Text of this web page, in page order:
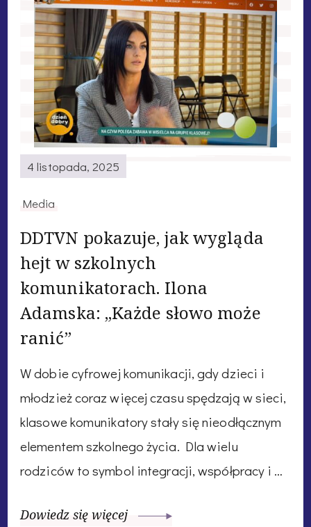
4 listopada, 2025
Media
DDTVN pokazuje, jak wygląda
hejt w szkolnych
komunikatorach. Ilona
Adamska: „Każde słowo może
ranić”
W dobie cyfrowej komunikacji, gdy dzieci i
młodzież coraz więcej czasu spędzają w sieci,
klasowe komunikatory stały się nieodłącznym
elementem szkolnego życia. Dla wielu
rodziców to symbol integracji, współpracy i …
Dowiedz się więcej